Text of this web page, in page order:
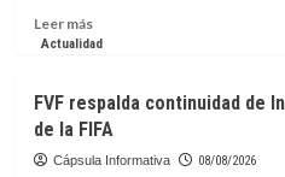
con
al
“bienestar”
Leer másLeer
más
de
la
NASA
Actualidad
FVF respalda continuidad de
de la FIFA
Cápsula Informativa 08/08/2026